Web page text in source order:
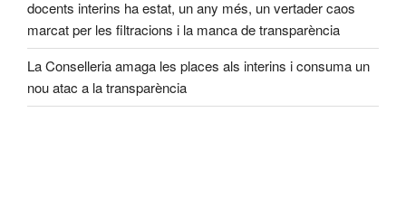
docents interins ha estat, un any més, un vertader caos
marcat per les filtracions i la manca de transparència
La Conselleria amaga les places als interins i consuma un
nou atac a la transparència